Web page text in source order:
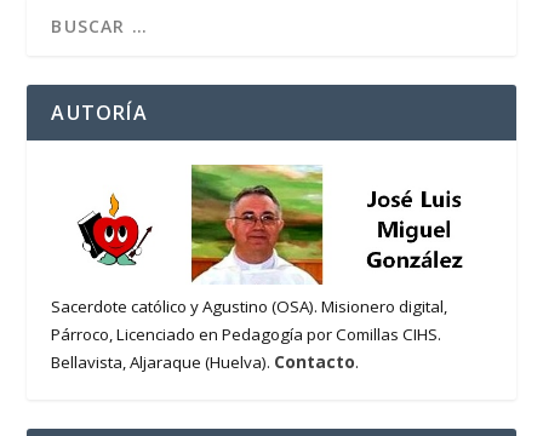
AUTORÍA
Sacerdote católico y Agustino (OSA). Misionero digital,
Párroco, Licenciado en Pedagogía por Comillas CIHS.
Bellavista, Aljaraque (Huelva). Contacto.